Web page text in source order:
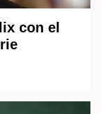
con el